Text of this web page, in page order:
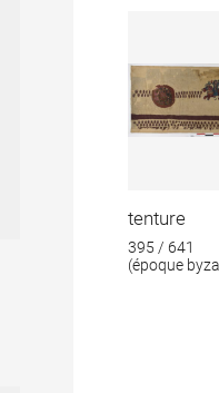
tenture
395 / 641
(époque